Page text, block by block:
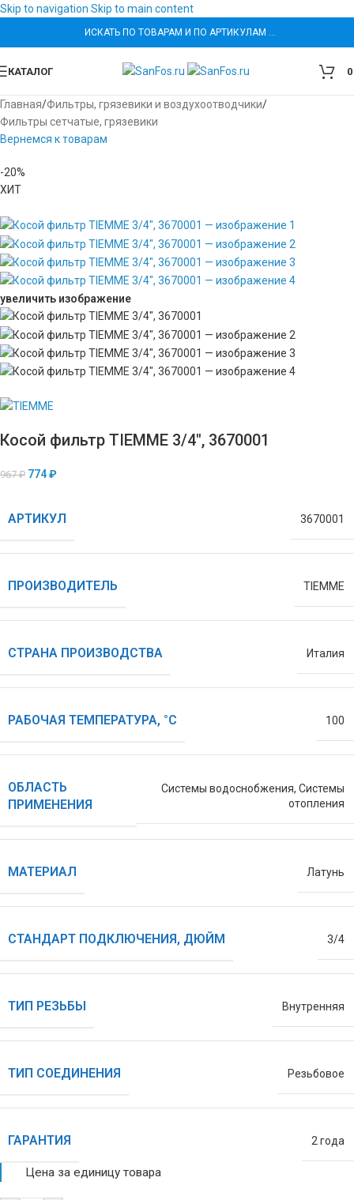
Skip to navigation Skip to main content
ИСКАТЬ ПО ТОВАРАМ И ПО АРТИКУЛАМ …
КАТАЛОГ 0
Главная/Фильтры, грязевики и воздухоотводчики/
Фильтры сетчатые, грязевики
Вернемся к товарам
-20%
ХИТ
увеличить изображение
Косой фильтр TIEMME 3/4″, 3670001
967₽ 774₽
АРТИКУЛ 3670001
ПРОИЗВОДИТЕЛЬ TIEMME
СТРАНА ПРОИЗВОДСТВА Италия
РАБОЧАЯ ТЕМПЕРАТУРА, °С 100
ОБЛАСТЬ
ПРИМЕНЕНИЯ
Системы водоснобжения, Системы
отопления
МАТЕРИАЛ Латунь
СТАНДАРТ ПОДКЛЮЧЕНИЯ, ДЮЙМ 3/4
ТИП РЕЗЬБЫ Внутренняя
ТИП СОЕДИНЕНИЯ Резьбовое
ГАРАНТИЯ 2 года
Цена за единицу товара